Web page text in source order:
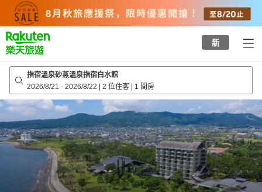
top
page
新
指宿溫泉砂蒸溫泉指宿白水館
2026/8/21 - 2026/8/22 | 2 位住客 | 1 間房